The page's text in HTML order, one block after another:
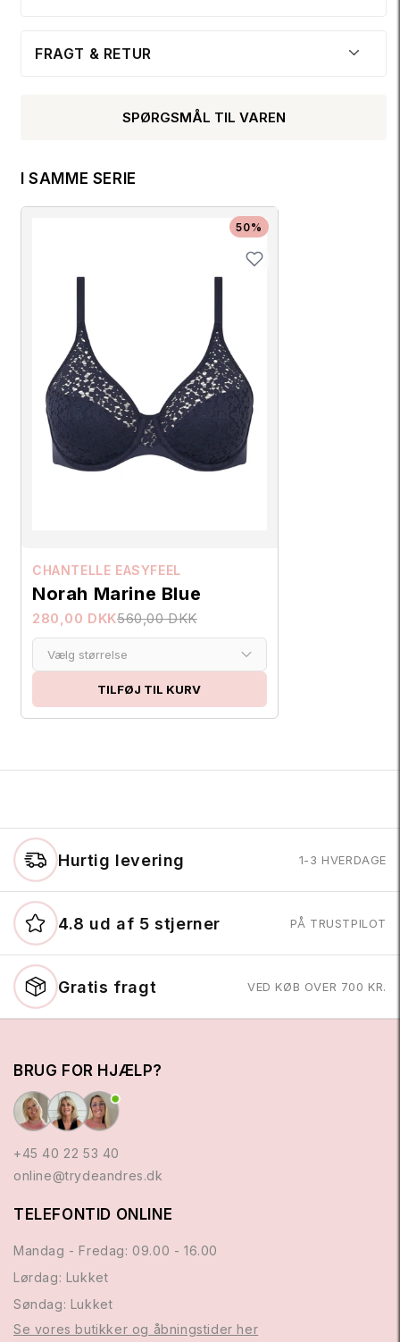
FRAGT & RETUR
SPØRGSMÅL TIL VAREN
I SAMME SERIE
50%
CHANTELLE EASYFEEL
Norah Marine Blue
280,00 DKK560,00 DKK
Vælg størrelse
TILFØJ TIL KURV
Hurtig levering 1-3 HVERDAGE
4.8 ud af 5 stjerner PÅ TRUSTPILOT
Gratis fragt VED KØB OVER 700 KR.
BRUG FOR HJÆLP?
+45 40 22 53 40
online@trydeandres.dk
TELEFONTID ONLINE
Mandag - Fredag: 09.00 - 16.00
Lørdag: Lukket
Søndag: Lukket
Se vores butikker og åbningstider her